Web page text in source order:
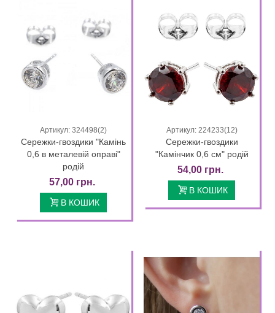
Артикул: 324498(2)
Сережки-гвоздики "Камінь
0,6 в металевій оправі"
родій
57,00 грн.
В КОШИК
Артикул: 224233(12)
Сережки-гвоздики
"Камінчик 0,6 см" родій
54,00 грн.
В КОШИК